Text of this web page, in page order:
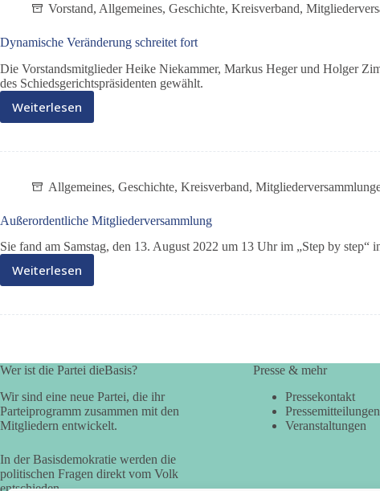
Vorstand, Allgemeines, Geschichte, Kreisverband,
Dynamische Veränderung schreitet fort
Die Vorstandsmitglieder Heike Niekammer, Markus Heger und Holger
des Schiedsgerichtspräsidenten gewählt.
Weiterlesen
Dynamische
Allgemeines, Geschichte, Kreisverband,
Außerordentliche Mitgliederversammlung
Sie fand am Samstag, den 13. August 2022 um 13 Uhr im „Step by step“
WeiterlesenAußerordentliche
Wer ist die Partei dieBasis?
Wir sind eine neue Partei, die ihr
Parteiprogramm zusammen mit den
Mitgliedern entwickelt.
In der Basisdemokratie werden die
politischen Fragen direkt vom Volk
Presse & mehr
Pressekontakt
Pressemitteilungen
Veranstaltungen